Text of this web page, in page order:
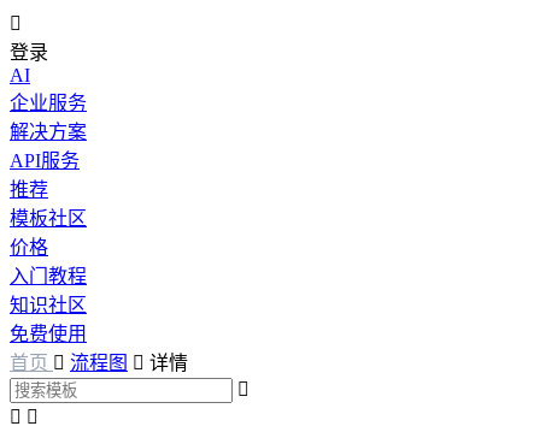

登录
AI
企业服务
解决方案
API服务
推荐
模板社区
价格
入门教程
知识社区
免费使用
首页  流程图  详情

 